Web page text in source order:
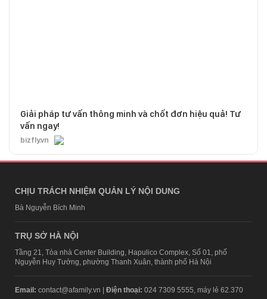
Giải pháp tư vấn thông minh và chốt đơn hiệu quả! Tư
vấn ngay!
bizfly.vn
CHỊU TRÁCH NHIỆM QUẢN LÝ NỘI DUNG
Bà Nguyễn Bích Minh
TRỤ SỞ HÀ NỘI
Tầng 21, Tòa nhà Center Building, Hapulico Complex, Số 01, phố
Nguyễn Huy Tưởng, phường Thanh Xuân, thành phố Hà Nội
Email: contact@afamily.vn | Điện thoại: 024 7309 5555, máy lẻ 62.370